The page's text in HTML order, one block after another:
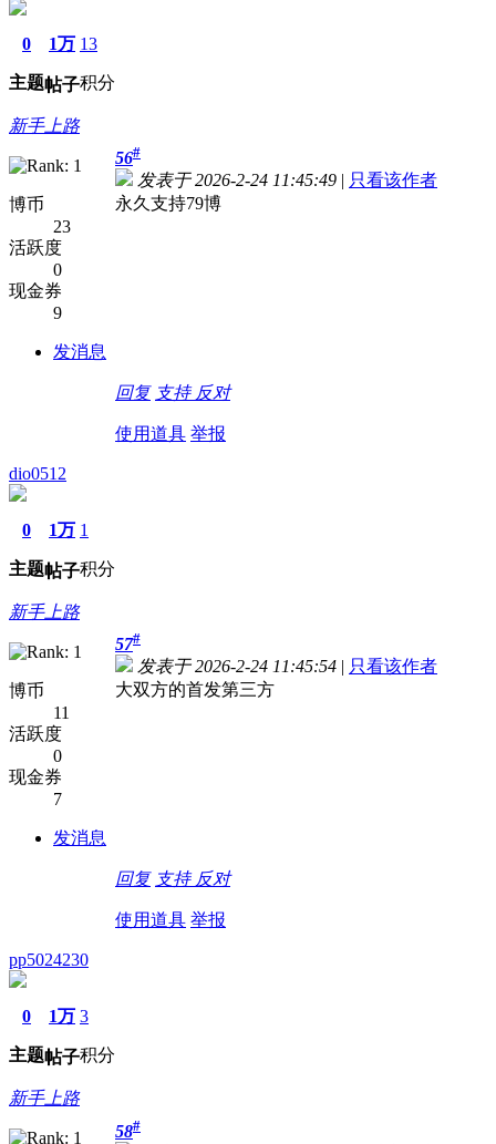
0
主题
1万
帖子
13
积分
新手上路
博币
23
活跃度
0
现金券
9
发消息
56#
发表于 2026-2-24 11:45:49 | 只看该作者
永久支持79博
回复 支持 反对
使用道具 举报
dio0512
0
主题
1万
帖子
1
积分
新手上路
博币
11
活跃度
0
现金券
7
发消息
57#
发表于 2026-2-24 11:45:54 | 只看该作者
大双方的首发第三方
回复 支持 反对
使用道具 举报
pp5024230
0
主题
1万
帖子
3
积分
新手上路
58#